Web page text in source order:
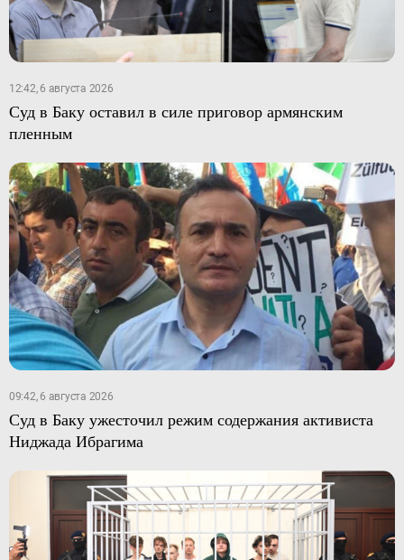
12:42, 6 августа 2026
Суд в Баку оставил в силе приговор армянским
пленным
09:42, 6 августа 2026
Суд в Баку ужесточил режим содержания активиста
Ниджада Ибрагима